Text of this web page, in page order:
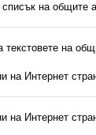
на общите
на
Интернет
на Интернет